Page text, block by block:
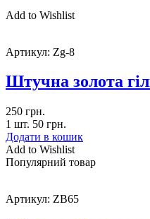
Add to Wishlist
Артикул: Zg-8
Штучна золота
250 грн.
1 шт. 50 грн.
Додати в кошик
Add to Wishlist
Популярний товар
Артикул: ZB65